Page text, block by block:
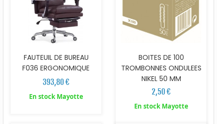
FAUTEUIL DE BUREAU
F036 ERGONOMIQUE
393,80 €
En stock Mayotte
BOITES DE 100
TROMBONNES ONDULEES
NIKEL 50 MM
2,50 €
En stock Mayotte